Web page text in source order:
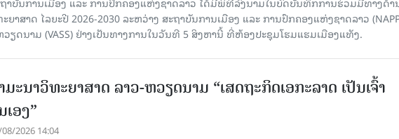
ຍາສາດ ໄລຍະປີ 2026-2030 ລະຫວ່າງ ສະຖາບັນການເມືອງ ແລະ ການປົກຄອງແຫ່ງຊາດລາວ
ດນາມ (VASS) ຢ່າງເປັນທາງການໃນວັນທີ 5 ສິງຫານີ້ ທີ່ຫ້ອງປະຊຸມໂຮມແຮມເມືອງແທັງ.
ມະນາວິທະຍາສາດ ລາວ-ຫວຽດນາມ “ເສດຖະກິດເອກະລາດ ເປັນເຈົ້າ
ເອງ”
2026 14:04